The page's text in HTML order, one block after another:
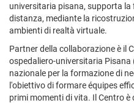
universitaria pisana, supporta
distanza, mediante la
ambienti di realtà virtuale.
Partner della collaborazione è il
ospedaliero-universitaria
nazionale per la formazione di
l'obiettivo di formare équipes
primi momenti di vita. Il Centro